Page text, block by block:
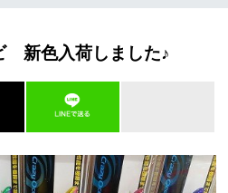
新色入荷しました♪